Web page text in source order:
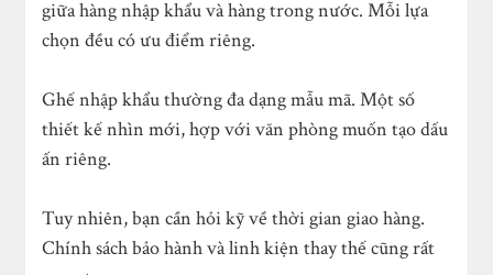
giữa hàng nhập khẩu và hàng trong nước. Mỗi lựa
chọn đều có ưu điểm riêng.
Ghế nhập khẩu thường đa dạng mẫu mã. Một số
thiết kế nhìn mới, hợp với văn phòng muốn tạo dấu
ấn riêng.
Tuy nhiên, bạn cần hỏi kỹ về thời gian giao hàng.
Chính sách bảo hành và linh kiện thay thế cũng rất